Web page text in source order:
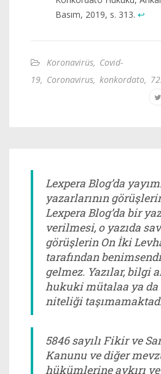
Basım, 2019, s. 313. ↩︎
Koronavirüs, Covid-
19, Coronavirus, konkordato,
Lexpera Blog’da
yazarlarının
Lexpera Blog’da bir
verilmesi, o yazıda
görüşlerin On İki
tarafından
gelmez. Yazılar, bilgi
hukuki mütalaa ya da
niteliği
5846 sayılı Fikir ve
Kanunu ve diğer
hükümlerine aykırı